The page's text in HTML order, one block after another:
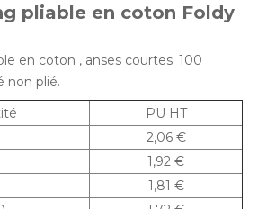
pliable en coton Foldy
en coton , anses courtes. 100
non plié.
PU HT
2,06 €
1,92 €
1,81 €